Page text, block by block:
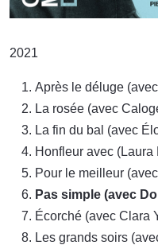
2021
Après le déluge
La rosée (avec
La fin du bal (avec
Honfleur avec (Laura
Pour le meilleur
Pas simple (avec
Écorché (avec Clara
Les grands soirs